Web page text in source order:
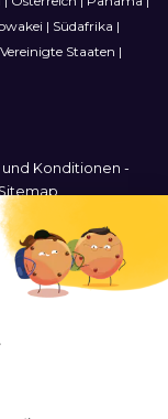
| Südafrika |
Vereinigte Staaten |
Konditionen -